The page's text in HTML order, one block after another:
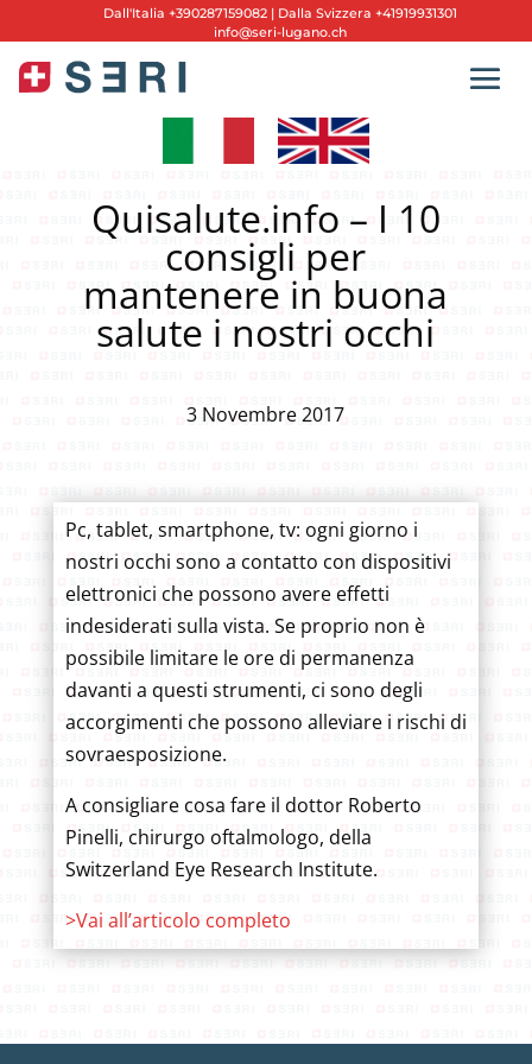
Dall'Italia +390287159082 | Dalla Svizzera +41919931301
info@seri-lugano.ch
Quisalute.info – I 10
consigli per
mantenere in buona
salute i nostri occhi
3 Novembre 2017
Pc, tablet, smartphone, tv: ogni giorno i
nostri occhi sono a contatto con dispositivi
elettronici che possono avere effetti
indesiderati sulla vista. Se proprio non è
possibile limitare le ore di permanenza
davanti a questi strumenti, ci sono degli
accorgimenti che possono alleviare i rischi di
sovraesposizione.
A consigliare cosa fare il dottor Roberto
Pinelli, chirurgo oftalmologo, della
Switzerland Eye Research Institute.
>Vai all’articolo completo